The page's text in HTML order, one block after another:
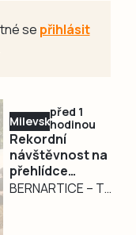
se přihlásit
Milevsko
před 1
hodinou
Rekordní
návštěvnost na
přehlídce
dechovek v
BERNARTICE – To